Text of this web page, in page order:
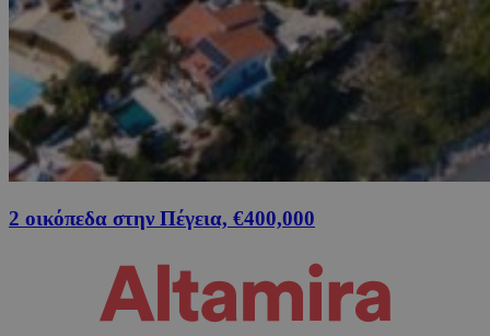
2 οικόπεδα στην Πέγεια, €400,000